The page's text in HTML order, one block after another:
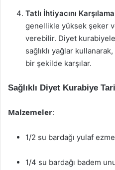
Tatlı İhtiyacını Karşılama
genellikle yüksek şeker
verebilir. Diyet
sağlıklı yağlar kullanarak,
bir şekilde karşılar.
Sağlıklı Diyet Kurabiye
Malzemeler:
1/2 su bardağı yulaf
1/4 su bardağı badem